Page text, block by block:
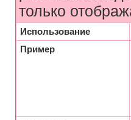
только
Использование
Пример